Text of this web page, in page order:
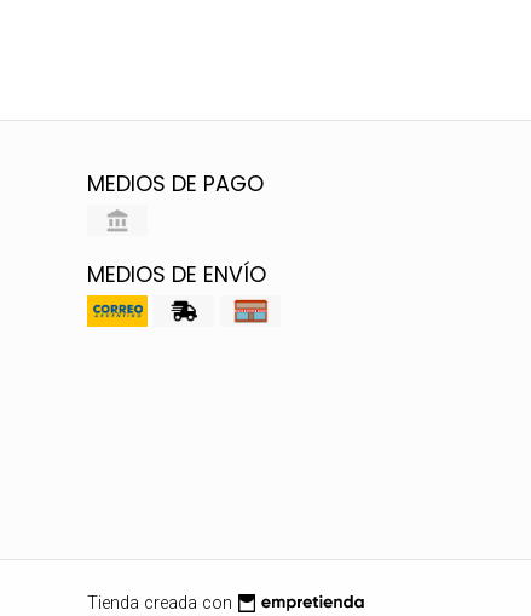
MEDIOS DE PAGO
MEDIOS DE ENVÍO
Tienda creada con